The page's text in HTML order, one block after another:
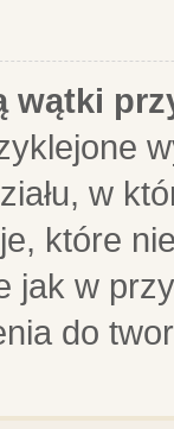
wątki
w
które
jak w
do